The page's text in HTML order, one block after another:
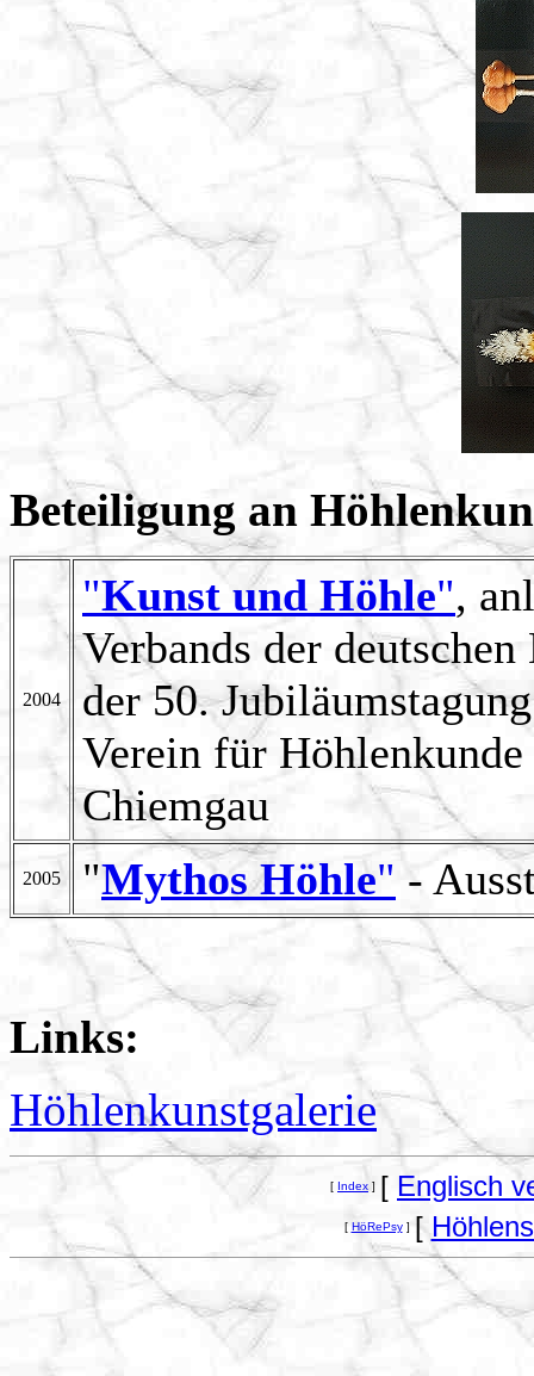
Beteiligung an
2004
"Kunst und Höhle",
Verbands der
der 50.
Verein für
Chiemgau
2005 "Mythos Höhle" -
Links:
Höhlenkunstgalerie
[ Index ] [ Englisch
[ HöRePsy] [